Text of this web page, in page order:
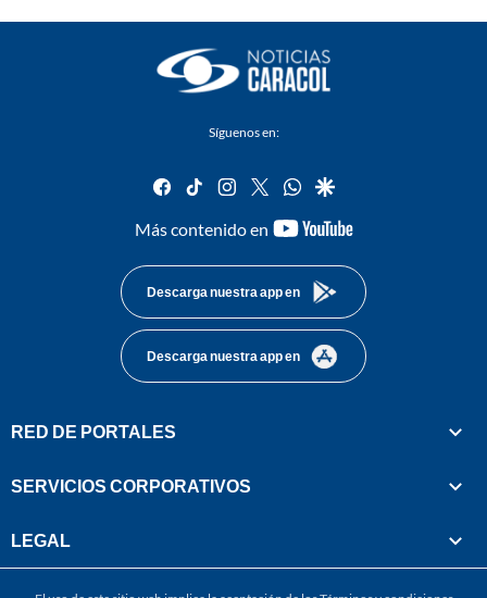
Síguenos en:
facebook
tiktok instagram
twitterwhatsapp
google
Más contenido en
youtube-
Descarga nuestra app en
Descarga nuestra app en
RED DE PORTALES
SERVICIOS CORPORATIVOS
LEGAL